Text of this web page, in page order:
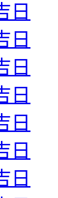
日
日
日
日
日
日
日